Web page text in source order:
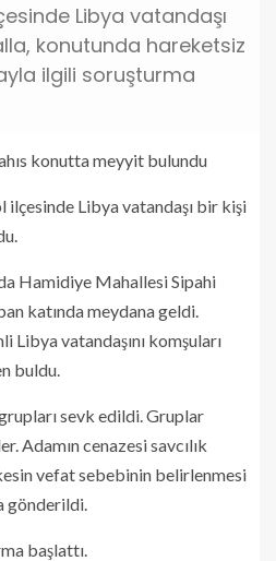
Libya vatandaşı
konutunda hareketsiz
ilgili soruşturma
konutta meyyit bulundu
ilçesinde Libya vatandaşı bir kişi
Hamidiye Mahallesi Sipahi
katında meydana geldi.
vatandaşını komşuları
buldu.
sevk edildi. Gruplar
Adamın cenazesi savcılık
vefat sebebinin belirlenmesi
gönderildi.
başlattı.